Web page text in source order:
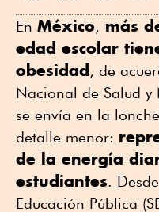
En México, más
edad escolar
obesidad, de
Nacional de Salud y
se envía en la
detalle menor:
de la energía
estudiantes.
Educación Pública